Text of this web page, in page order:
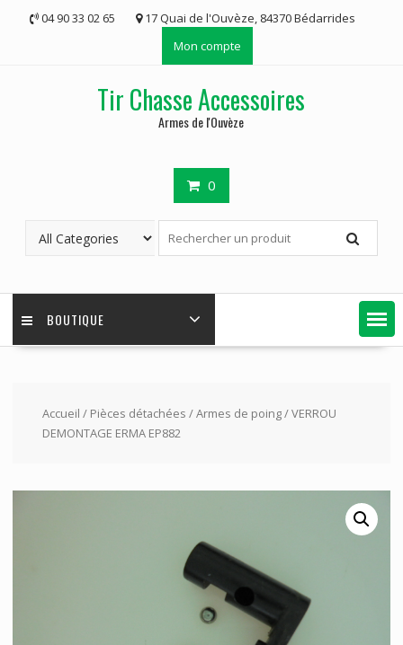
04 90 33 02 65
17 Quai de l'Ouvèze, 84370 Bédarrides
Mon compte
Tir Chasse Accessoires
Armes de l'Ouvèze
0
BOUTIQUE
Accueil / Pièces détachées /Armes de poing/ VERROU
DEMONTAGE ERMA EP882